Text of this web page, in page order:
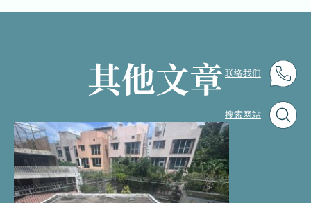
联络我们
搜索网站
維修翻新實錄
屋頂防水｜天面漏水
台
其他文章